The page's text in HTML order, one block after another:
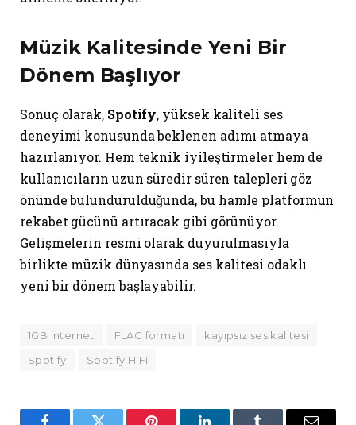
Müzik Kalitesinde Yeni Bir
Dönem Başlıyor
Sonuç olarak, Spotify, yüksek kaliteli ses
deneyimi konusunda beklenen adımı atmaya
hazırlanıyor. Hem teknik iyileştirmeler hem de
kullanıcıların uzun süredir süren talepleri göz
önünde bulundurulduğunda, bu hamle platformun
rekabet gücünü artıracak gibi görünüyor.
Gelişmelerin resmi olarak duyurulmasıyla
birlikte müzik dünyasında ses kalitesi odaklı
yeni bir dönem başlayabilir.
1GB internet FLAC formatı
kayıpsız ses kalitesi
Spotify
Spotify HiFi